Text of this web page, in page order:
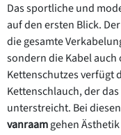
Das sportliche und
auf den ersten Blick.
die gesamte
sondern die Kabel
Kettenschutzes verfügt
Kettenschlauch, der
unterstreicht. Bei
vanraamgehen